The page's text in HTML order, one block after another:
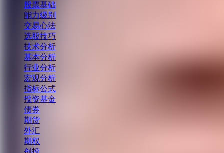
股票基础
能力级别
交易心法
选股技巧
技术分析
基本分析
行业分析
宏观分析
指标公式
投资基金
债券
期货
外汇
期权